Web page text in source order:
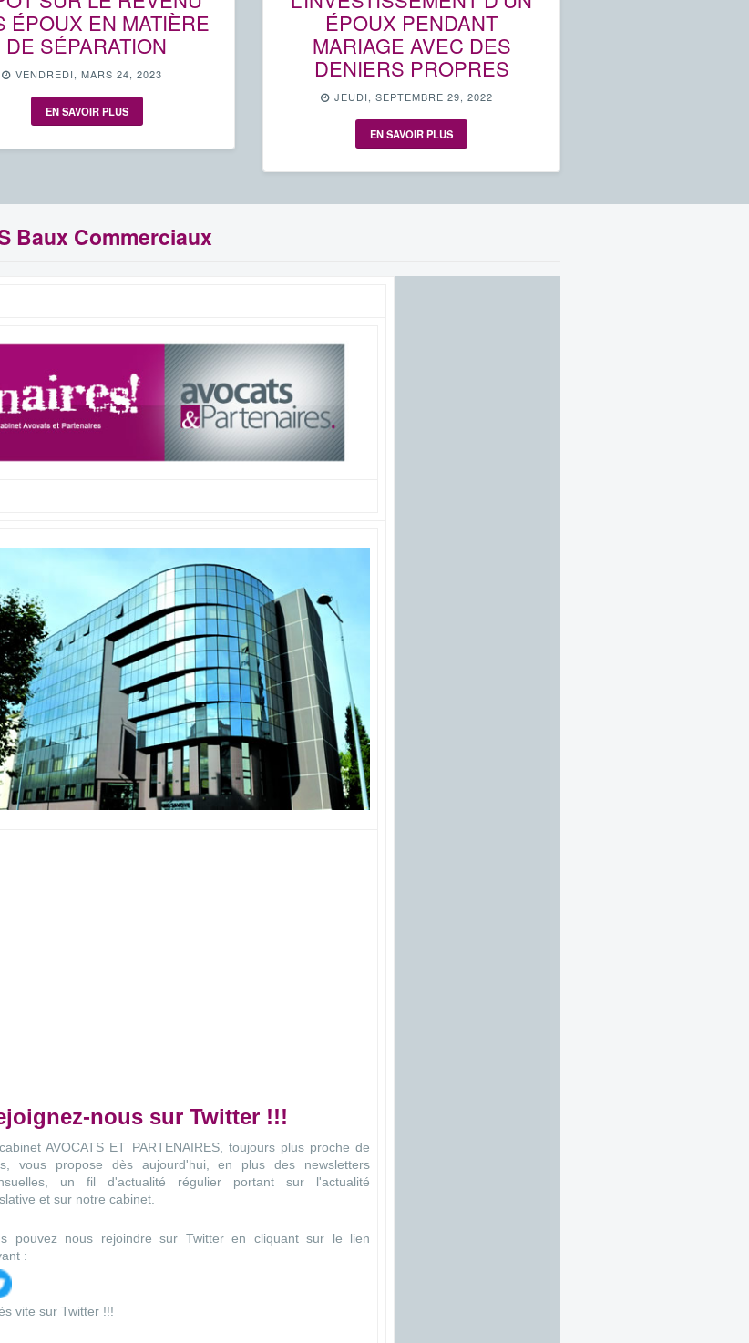
ÉPOUX EN MATIÈRE
DE SÉPARATION
VENDREDI, MARS 24, 2023
EN SAVOIR PLUS
ÉPOUX PENDANT
MARIAGE AVEC DES
DENIERS PROPRES
JEUDI, SEPTEMBRE 29, 2022
EN SAVOIR PLUS
Baux Commerciaux
nous sur Twitter !!!
AVOCATS ET PARTENAIRES, toujours plus proche de
vous propose dès aujourd'hui, en plus des newsletters
un fil d'actualité régulier portant sur l'actualité
et sur notre cabinet.
pouvez nous rejoindre sur Twitter en cliquant sur le lien
:
vite sur Twitter !!!